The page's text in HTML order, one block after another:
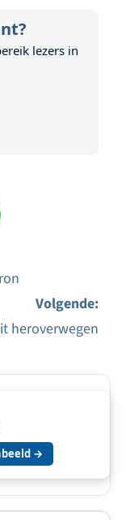
lezers in
Volgende:
heroverwegen
→